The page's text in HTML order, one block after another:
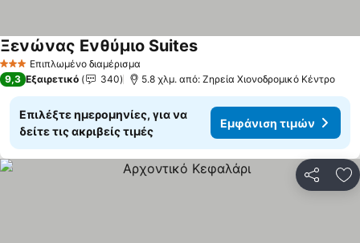
3 ΑστέριαΕπιπλωμένο διαμέρισμα
Ξενώνας Ενθύμιο Suites
9,3 Εξαιρετικό 340 5.8 χλμ. από: Ζηρεία Χιονοδρομικό Κέντρο
Επιλέξτε ημερομηνίες, για να
δείτε τις ακριβείς τιμές
Εμφάνιση τιμών